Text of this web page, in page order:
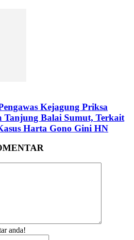
Kejagung Priksa
Tanjung Balai Sumut, Terkait
Harta Gono Gini HN
anda!